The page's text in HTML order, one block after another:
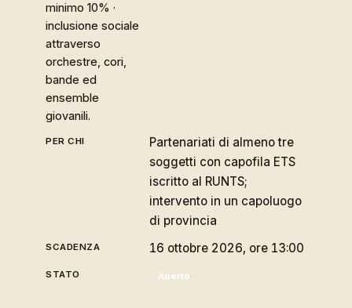
minimo 10% ·
inclusione sociale
attraverso
orchestre, cori,
bande ed
ensemble
giovanili.
Partenariati di almeno tre
soggetti con capofila ETS
iscritto al RUNTS;
intervento in un capoluogo
di provincia
16 ottobre 2026, ore 13:00
Aperto